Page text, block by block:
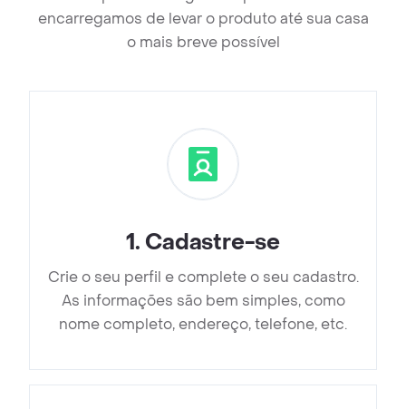
encarregamos de levar o produto até sua casa
o mais breve possível
1. Cadastre-se
Crie o seu perfil e complete o seu cadastro.
As informações são bem simples, como
nome completo, endereço, telefone, etc.